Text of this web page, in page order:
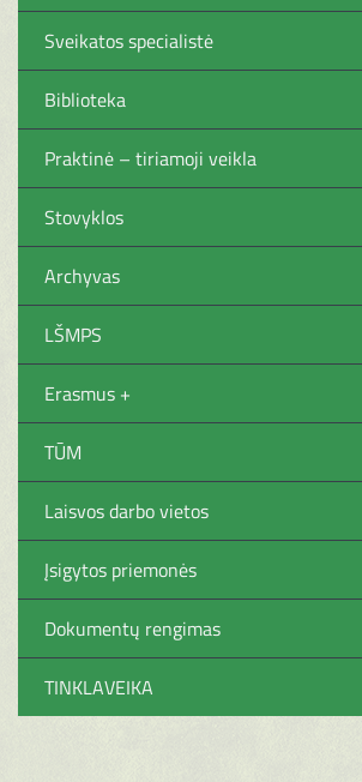
Sveikatos specialistė
Biblioteka
Praktinė – tiriamoji veikla
Stovyklos
Archyvas
LŠMPS
Erasmus +
TŪM
Laisvos darbo vietos
Įsigytos priemonės
Dokumentų rengimas
TINKLAVEIKA